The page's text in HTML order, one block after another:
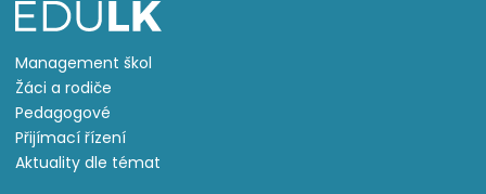
Management škol
Žáci a rodiče
Pedagogové
Přijímací řízení
Aktuality dle témat